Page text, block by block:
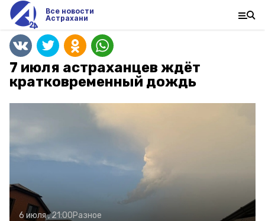
Все новости
Астрахани
7 июля астраханцев ждёт
кратковременный дождь
6 июля , 21:00Разное